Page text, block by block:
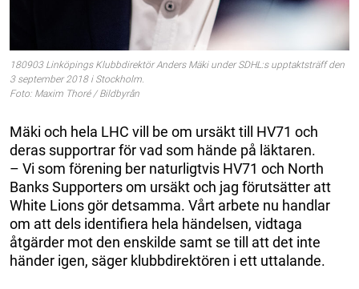
180903 Linköpings Klubbdirektör Anders Mäki under SDHL:s upptaktsträff den
3 september 2018 i Stockholm.
Foto: Maxim Thoré / Bildbyrån
Mäki och hela LHC vill be om ursäkt till HV71 och
deras supportrar för vad som hände på läktaren.
– Vi som förening ber naturligtvis HV71 och North
Banks Supporters om ursäkt och jag förutsätter att
White Lions gör detsamma. Vårt arbete nu handlar
om att dels identifiera hela händelsen, vidtaga
åtgärder mot den enskilde samt se till att det inte
händer igen, säger klubbdirektören i ett uttalande.